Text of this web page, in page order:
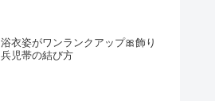
浴衣姿がワンランクアップ🎀飾り
兵児帯の結び方